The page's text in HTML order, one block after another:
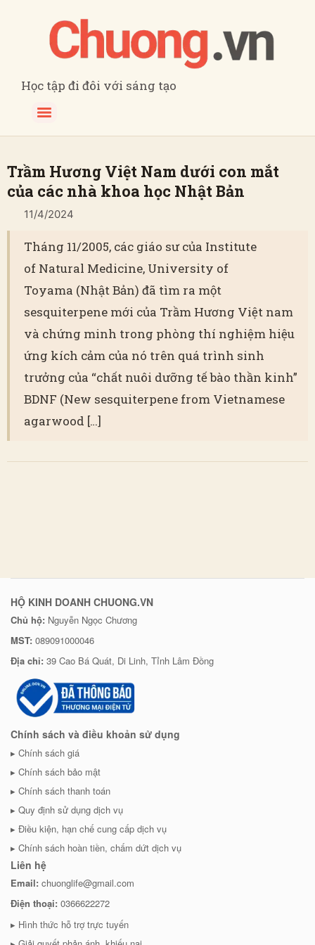
Học tập đi đôi với sáng tạo
Trầm Hương Việt Nam dưới con mắt
của các nhà khoa học Nhật Bản
11/4/2024
Tháng 11/2005, các giáo sư của Institute
of Natural Medicine, University of
Toyama (Nhật Bản) đã tìm ra một
sesquiterpene mới của Trầm Hương Việt nam
và chứng minh trong phòng thí nghiệm hiệu
ứng kích cảm của nó trên quá trình sinh
trưởng của “chất nuôi dưỡng tế bào thần kinh”
BDNF (New sesquiterpene from Vietnamese
agarwood […]
HỘ KINH DOANH CHUONG.VN
Chủ hộ: Nguyễn Ngọc Chương
MST: 089091000046
Địa chỉ: 39 Cao Bá Quát, Di Linh, Tỉnh Lâm Đồng
Chính sách và điều khoản sử dụng
Chính sách giá
Chính sách bảo mật
Chính sách thanh toán
Quy định sử dụng dịch vụ
Điều kiện, hạn chế cung cấp dịch vụ
Chính sách hoàn tiền, chấm dứt dịch vụ
Liên hệ
Email: chuonglife@gmail.com
Điện thoại: 0366622272
Hình thức hỗ trợ trực tuyến